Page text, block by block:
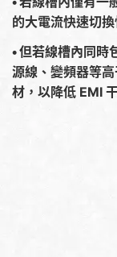
的大電流快速切
•但若線槽內同時
源線、變頻器等
材，以降低 EMI